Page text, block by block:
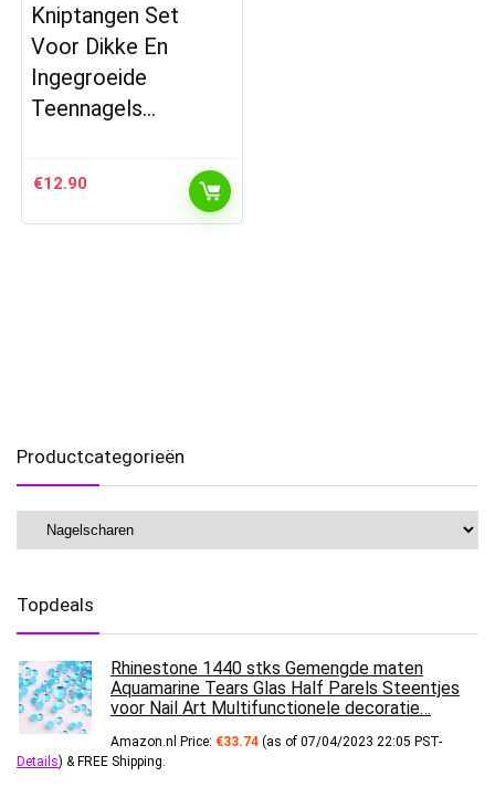
Kniptangen Set
Voor Dikke En
Ingegroeide
Teennagels…
€12.90
Productcategorieën
Topdeals
Rhinestone 1440 stks Gemengde maten
Aquamarine Tears Glas Half Parels Steentjes
voor Nail Art Multifunctionele decoratie…
Amazon.nl Price: €33.74 (as of 07/04/2023 22:05 PST-
Details) & FREE Shipping.